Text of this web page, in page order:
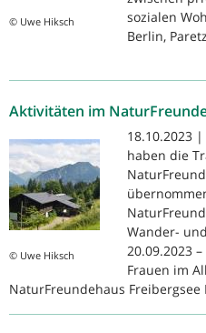
© Uwe Hiksch
sozialen
Berlin,
Aktivitäten im
© Uwe Hiksch
18.10.2023
haben die
Wander-
20.09.2023
Frauen im
NaturFreundehaus Freibergsee